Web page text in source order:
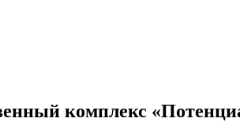
комплекс